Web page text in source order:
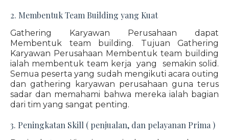
2. Membentuk Team Building yang Kuat
Gathering Karyawan Perusahaan dapat
Membentuk team building. Tujuan Gathering
Karyawan Perusahaan Membentuk team building
ialah membentuk team kerja yang semakin solid.
Semua peserta yang sudah mengikuti acara outing
dan gathering karyawan perusahaan guna terus
sadar dan memahami bahwa mereka ialah bagian
dari tim yang sangat penting.
3. Peningkatan Skill ( penjualan, dan pelayanan Prima )